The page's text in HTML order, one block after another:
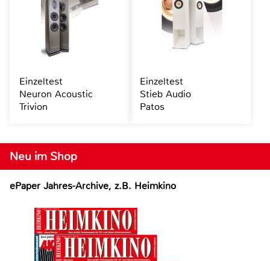
Neu im Shop
ePaper Jahres-Archive, z.B. Heimkino
Einzeltest
Neuron Acoustic
Trivion
Einzeltest
Stieb Audio
Patos